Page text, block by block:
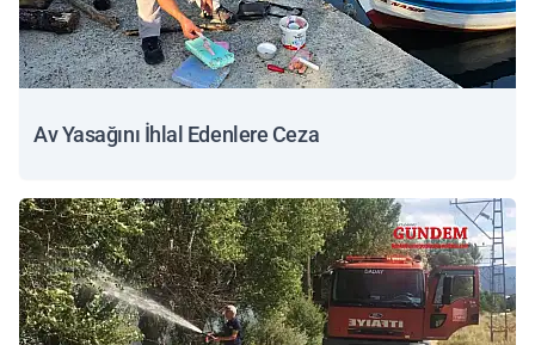
Av Yasağını İhlal Edenlere Ceza